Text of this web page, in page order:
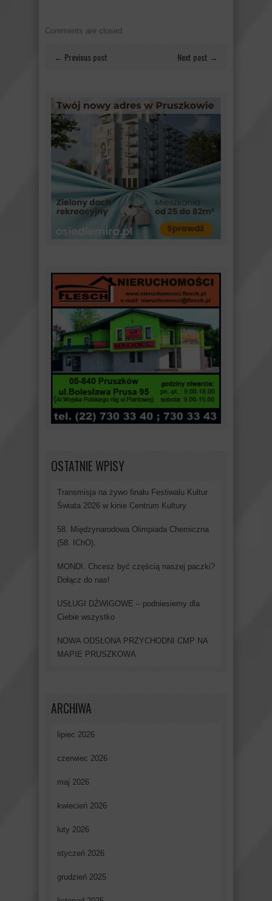
Comments are closed.
← Previous post Next post →
OSTATNIE WPISY
Transmisja na żywo finału Festiwalu Kultur
Świata 2026 w kinie Centrum Kultury
58. Międzynarodowa Olimpiada Chemiczna
(58. IChO).
MONDI. Chcesz być częścią naszej paczki?
Dołącz do nas!
USŁUGI DŹWIGOWE – podniesiemy dla
Ciebie wszystko
NOWA ODSŁONA PRZYCHODNI CMP NA
MAPIE PRUSZKOWA
ARCHIWA
lipiec 2026
czerwiec 2026
maj 2026
kwiecień 2026
luty 2026
styczeń 2026
grudzień 2025